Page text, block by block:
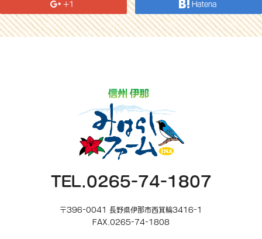
+1 Hatena
TEL.0265-74-1807
〒396-0041 長野県伊那市西箕輪3416-1
FAX.0265-74-1808